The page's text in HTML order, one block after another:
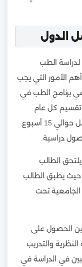
الدول
الطب
الأمور التي يجب
في برنامج الطب في
تقسيم كل عام
دراسي إلى فصلين دراسيين، مدة كل فصل حوالي 15 أسبوع
الطالب
حيث يطبق الطالب
الجامعية تحت
الحصول على
والتدريب
في الدراسة في